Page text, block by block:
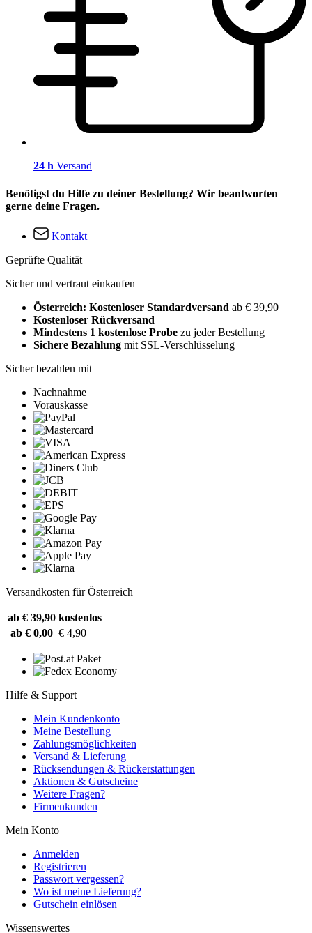
24 h Versand
Benötigst du Hilfe zu deiner Bestellung? Wir beantworten
gerne deine Fragen.
Kontakt
Geprüfte Qualität
Sicher und vertraut einkaufen
Österreich: Kostenloser Standardversand ab € 39,90
Kostenloser Rückversand
Mindestens 1 kostenlose Probe zu jeder Bestellung
Sichere Bezahlung mit SSL-Verschlüsselung
Sicher bezahlen mit
Nachnahme
Vorauskasse
Versandkosten für Österreich
ab € 39,90 kostenlos
ab € 0,00 € 4,90
Hilfe & Support
Mein Kundenkonto
Meine Bestellung
Zahlungsmöglichkeiten
Versand & Lieferung
Rücksendungen & Rückerstattungen
Aktionen & Gutscheine
Weitere Fragen?
Firmenkunden
Mein Konto
Anmelden
Registrieren
Passwort vergessen?
Wo ist meine Lieferung?
Gutschein einlösen
Wissenswertes